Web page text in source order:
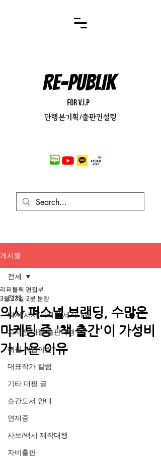
게시물
전체
백서/사사/사례집 제작대행
자서전 대필/출판대행
대필 작업이란?
대표작가 칼럼
기타 대필 글
출간도서 안내
연재중
사보/백서 제작대행
자비출판
전체
의사 퍼스널 브랜딩, 수많은
마케팅 중 '책 출간'이 가성비
가 나은 이유
리퍼블릭 편집부
3월 23일 2분 분량